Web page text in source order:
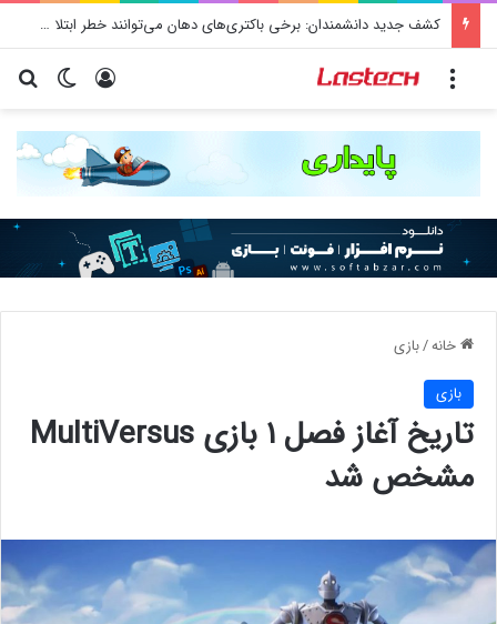
راهنمای خرید سرور اختصاصی | آموزش جامع قدم به قدم
تغییر ورود
خانه/بازی
بازی
تاریخ آغاز فصل ۱ بازی MultiVersus
مشخص شد